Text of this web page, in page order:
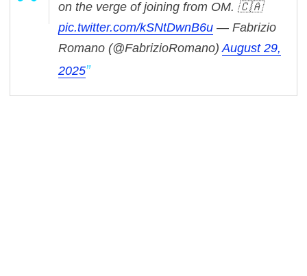
on the verge of joining from OM. 🇨🇦
pic.twitter.com/kSNtDwnB6u — Fabrizio
Romano (@FabrizioRomano) August 29,
2025